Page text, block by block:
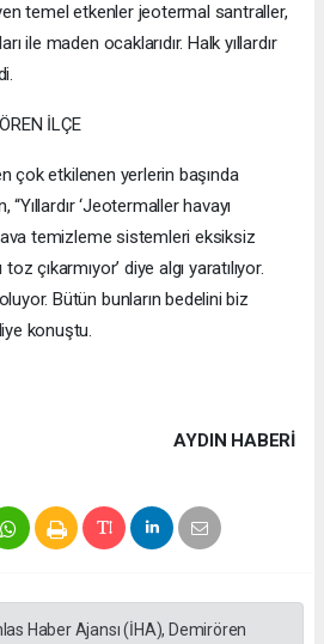
temel etkenler jeotermal santraller,
ile maden ocaklarıdır. Halk yıllardır
İLÇE
çok etkilenen yerlerin başında
“Yıllardır ‘Jeotermaller havayı
temizleme sistemleri eksiksiz
çıkarmıyor’ diye algı yaratılıyor.
Bütün bunların bedelini biz
konuştu.
AYDIN HABERİ
Haber Ajansı (İHA), Demirören